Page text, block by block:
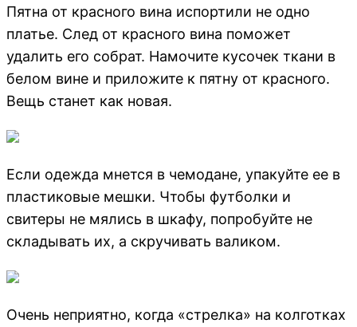
Пятна от красного вина испортили не одно
платье. След от красного вина поможет
удалить его собрат. Намочите кусочек ткани в
белом вине и приложите к пятну от красного.
Вещь станет как новая.
Если одежда мнется в чемодане, упакуйте ее в
пластиковые мешки. Чтобы футболки и
свитеры не мялись в шкафу, попробуйте не
складывать их, а скручивать валиком.
Очень неприятно, когда «стрелка» на колготках